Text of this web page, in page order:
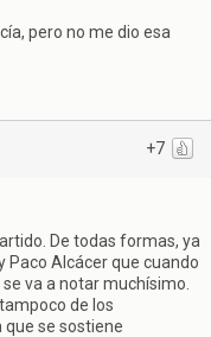
pero no me dio esa
+7
De todas formas, ya
Paco Alcácer que cuando
va a notar muchísimo.
de los
se sostiene